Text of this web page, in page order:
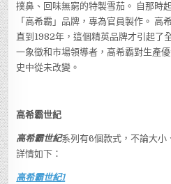
撲鼻、回味無窮的特製雪茄。 自那時
「高希霸」品牌，專為官員製作。 高
直到1982年，這個精英品牌才引起了
一象徵和市場領導者，高希霸對生產
史中從未改變。
高希霸世紀
高希霸世紀系列有6個款式，不論大小
詳情如下：
高希霸世紀1